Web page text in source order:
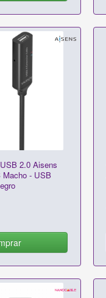
2.0 Aisens
Macho - USB